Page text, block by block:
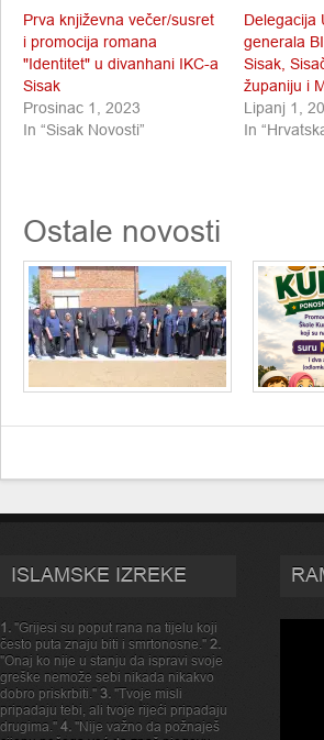
Prva književna večer/susret
i promocija romana
"Identitet" u divanhani IKC-a
Sisak
Prosinac 1, 2023
In “Sisak Novosti”
Delegacija
generala
Sisak,
županiju i
Lipanj 1,
In
Ostale novosti
ISLAMSKE IZREKE
1. "Grijesi su poput rana na tijelu koji
često puta znaju biti i smrtonosne." 2.
"Onaj ko nije u stanju da ispravi svoje
greške nemože sebi nikada nikakvo
dobro priskrbiti." 3. "Tvoje misli
pripadaju tebi, ali tvoje rijeći pripadaju
drugima." 4. "Nije važno da požnaješ